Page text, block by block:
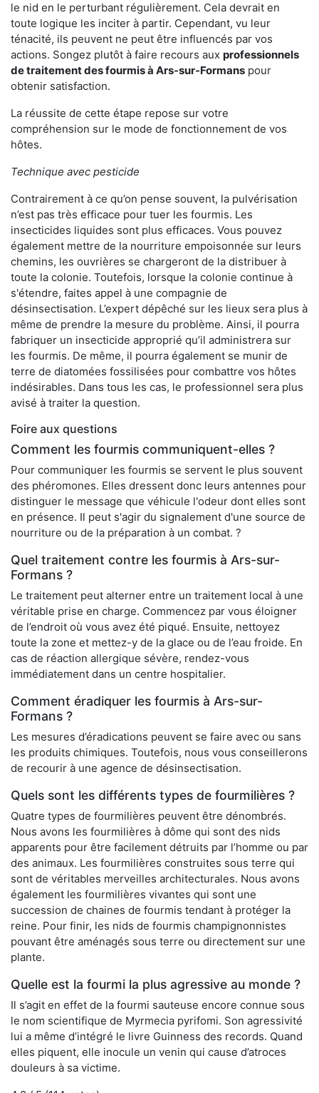
le nid en le perturbant régulièrement. Cela devrait en
toute logique les inciter à partir. Cependant, vu leur
ténacité, ils peuvent ne peut être influencés par vos
actions. Songez plutôt à faire recours aux professionnels
de traitement des fourmis à Ars-sur-Formans pour
obtenir satisfaction.
La réussite de cette étape repose sur votre
compréhension sur le mode de fonctionnement de vos
hôtes.
Technique avec pesticide
Contrairement à ce qu’on pense souvent, la pulvérisation
n’est pas très efficace pour tuer les fourmis. Les
insecticides liquides sont plus efficaces. Vous pouvez
également mettre de la nourriture empoisonnée sur leurs
chemins, les ouvrières se chargeront de la distribuer à
toute la colonie. Toutefois, lorsque la colonie continue à
s'étendre, faites appel à une compagnie de
désinsectisation. L’expert dépêché sur les lieux sera plus à
même de prendre la mesure du problème. Ainsi, il pourra
fabriquer un insecticide approprié qu’il administrera sur
les fourmis. De même, il pourra également se munir de
terre de diatomées fossilisées pour combattre vos hôtes
indésirables. Dans tous les cas, le professionnel sera plus
avisé à traiter la question.
Foire aux questions
Comment les fourmis communiquent-elles ?
Pour communiquer les fourmis se servent le plus souvent
des phéromones. Elles dressent donc leurs antennes pour
distinguer le message que véhicule l'odeur dont elles sont
en présence. Il peut s'agir du signalement d'une source de
nourriture ou de la préparation à un combat. ?
Quel traitement contre les fourmis à Ars-sur-
Formans ?
Le traitement peut alterner entre un traitement local à une
véritable prise en charge. Commencez par vous éloigner
de l’endroit où vous avez été piqué. Ensuite, nettoyez
toute la zone et mettez-y de la glace ou de l’eau froide. En
cas de réaction allergique sévère, rendez-vous
immédiatement dans un centre hospitalier.
Comment éradiquer les fourmis à Ars-sur-
Formans ?
Les mesures d’éradications peuvent se faire avec ou sans
les produits chimiques. Toutefois, nous vous conseillerons
de recourir à une agence de désinsectisation.
Quels sont les différents types de fourmilières ?
Quatre types de fourmilières peuvent être dénombrés.
Nous avons les fourmilières à dôme qui sont des nids
apparents pour être facilement détruits par l’homme ou par
des animaux. Les fourmilières construites sous terre qui
sont de véritables merveilles architecturales. Nous avons
également les fourmilières vivantes qui sont une
succession de chaines de fourmis tendant à protéger la
reine. Pour finir, les nids de fourmis champignonnistes
pouvant être aménagés sous terre ou directement sur une
plante.
Quelle est la fourmi la plus agressive au monde ?
Il s’agit en effet de la fourmi sauteuse encore connue sous
le nom scientifique de Myrmecia pyrifomi. Son agressivité
lui a même d’intégré le livre Guinness des records. Quand
elles piquent, elle inocule un venin qui cause d’atroces
douleurs à sa victime.